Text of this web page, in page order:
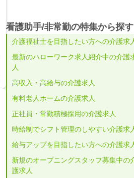
看護助手/非常勤の特集から探す
介護福祉士を目指したい方への介護求
最新のハローワーク求人紹介中の介護
人
高収入・高給与の介護求人
有料老人ホームの介護求人
正社員・常勤積極採用の介護求人
時給制でシフト管理のしやすい介護求
給与アップを目指したい方への介護求
新規のオープニングスタッフ募集中の
護求人